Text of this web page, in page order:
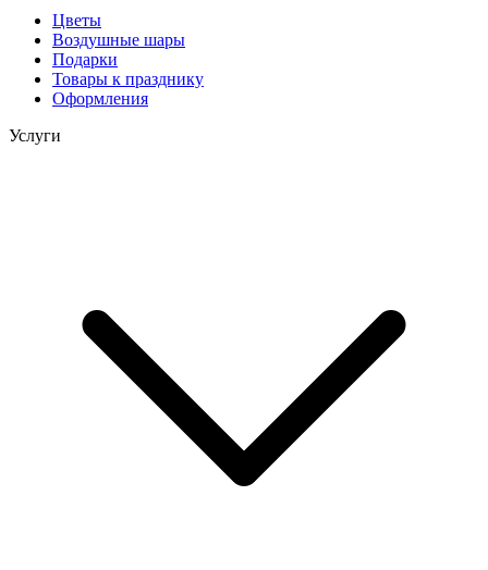
Цветы
Воздушные шары
Подарки
Товары к празднику
Оформления
Услуги